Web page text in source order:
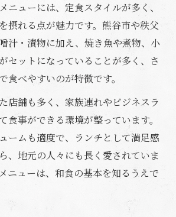
ニューには、定食スタイルが多く、
摂れる点が魅力です。熊谷市や秩父
汁・漬物に加え、焼き魚や煮物、小
セットになっていることが多く、さ
食べやすいのが特徴です。
店舗も多く、家族連れやビジネスラ
食事ができる環境が整っています。
ームも適度で、ランチとして満足感
、地元の人々にも長く愛されていま
ニューは、和食の基本を知るうえで